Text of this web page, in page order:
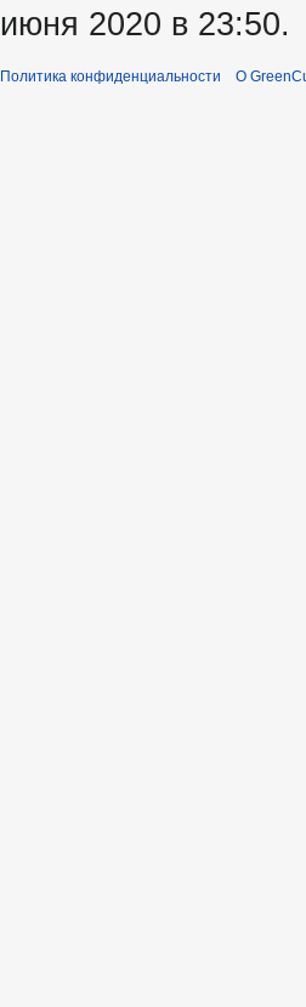
июня 2020 в 23:50.
Политика конфиденциальности О